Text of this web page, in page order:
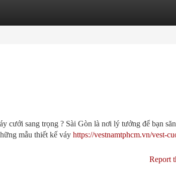
cưới sang trọng ? Sài Gòn là nơi lý tưởng để bạn
mẫu thiết kế váy https://vestnamtphcm.vn/vest-
Report